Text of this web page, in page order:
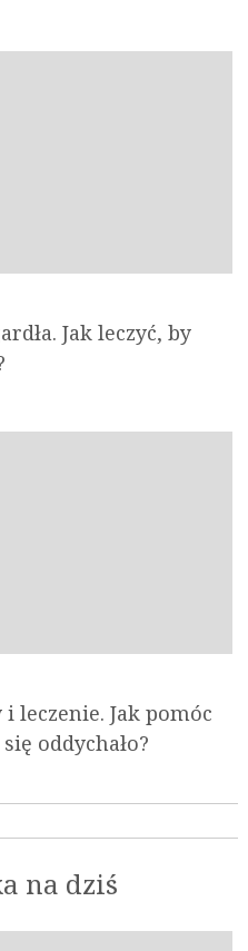
Jak leczyć, by
leczenie. Jak pomóc
oddychało?
na dziś